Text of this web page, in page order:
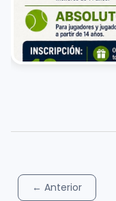
← Anterior